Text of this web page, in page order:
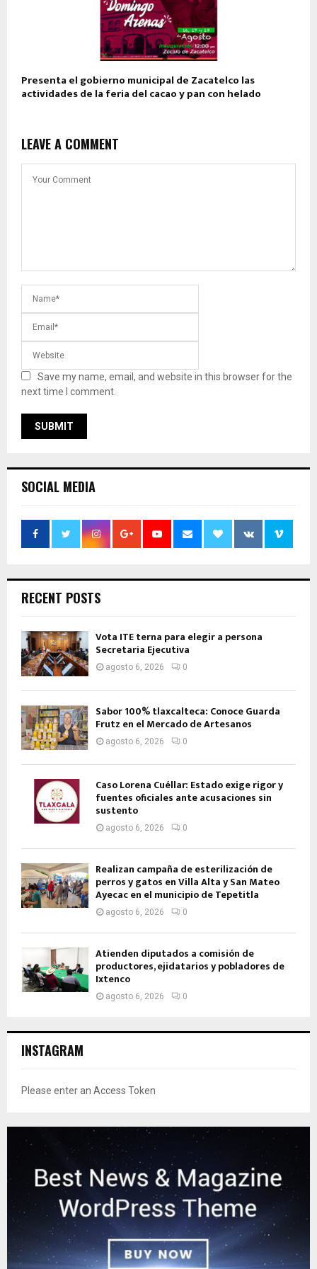
Presenta el gobierno municipal de Zacatelco las
actividades de la feria del cacao y pan con helado
LEAVE A COMMENT
Save my name, email, and website in this browser for the
next time I comment.
SOCIAL MEDIA
RECENT POSTS
Vota ITE terna para elegir a persona
Secretaria Ejecutiva
agosto 6, 2026 0
Sabor 100% tlaxcalteca: Conoce Guarda
Frutz en el Mercado de Artesanos
agosto 6, 2026 0
Caso Lorena Cuéllar: Estado exige rigor y
fuentes oficiales ante acusaciones sin
sustento
agosto 6, 2026 0
Realizan campaña de esterilización de
perros y gatos en Villa Alta y San Mateo
Ayecac en el municipio de Tepetitla
agosto 6, 2026 0
Atienden diputados a comisión de
productores, ejidatarios y pobladores de
Ixtenco
agosto 6, 2026 0
INSTAGRAM
Please enter an Access Token